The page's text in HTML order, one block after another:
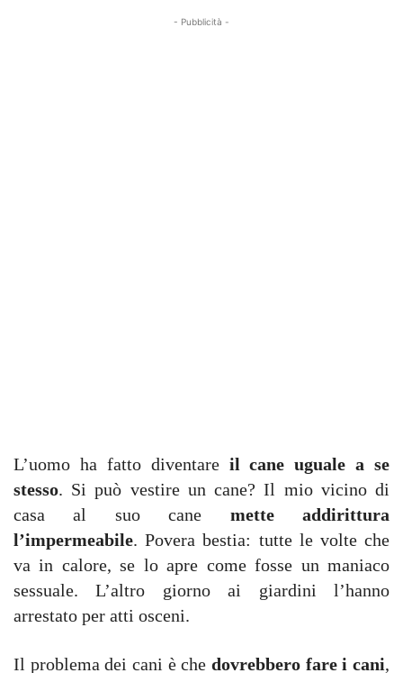
- Pubblicità -
L’uomo ha fatto diventareil cane uguale a se
stesso. Si può vestire un cane? Il mio vicino di
casa al suo cane mette addirittura
l’impermeabile. Povera bestia: tutte le volte che
va in calore, se lo apre come fosse un maniaco
sessuale. L’altro giorno ai giardini l’hanno
arrestato per atti osceni.
Il problema dei cani è che dovrebbero fare i cani,